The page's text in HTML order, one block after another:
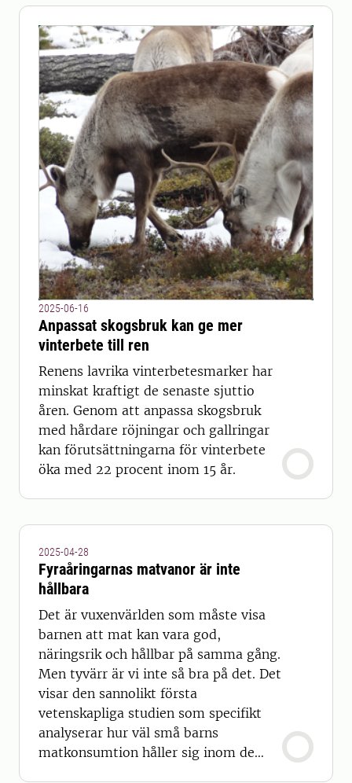
2025-06-16
Anpassat skogsbruk kan ge mer
vinterbete till ren
Renens lavrika vinterbetesmarker har
minskat kraftigt de senaste sjuttio
åren. Genom att anpassa skogsbruk
med hårdare röjningar och gallringar
kan förutsättningarna för vinterbete
öka med 22 procent inom 15 år.
2025-04-28
Fyraåringarnas matvanor är inte
hållbara
Det är vuxenvärlden som måste visa
barnen att mat kan vara god,
näringsrik och hållbar på samma gång.
Men tyvärr är vi inte så bra på det. Det
visar den sannolikt första
vetenskapliga studien som specifikt
analyserar hur väl små barns
matkonsumtion håller sig inom de